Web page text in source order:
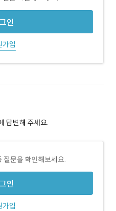
인
가입
답변해 주세요.
질문을 확인해보세요.
인
가입